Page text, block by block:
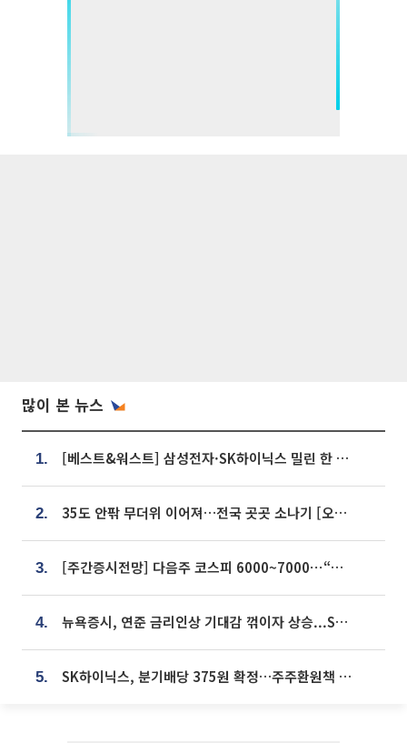
많이 본 뉴스
1. [베스트&워스트] 삼성전자·SK하이닉스 밀린 한 주…상상인증권은 85% 급등
2. 35도 안팎 무더위 이어져…전국 곳곳 소나기 [오늘 날씨]
3. [주간증시전망] 다음주 코스피 6000~7000⋯“外人 수급은 정책이 변수”
4. 뉴욕증시, 연준 금리인상 기대감 꺾이자 상승...S&P500 사상 최고치 [종합]
5. SK하이닉스, 분기배당 375원 확정…주주환원책 9월로 앞당겨 발표